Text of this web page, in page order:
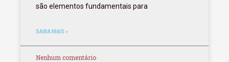
são elementos fundamentais para
SAIBA MAIS »
Nenhum comentário